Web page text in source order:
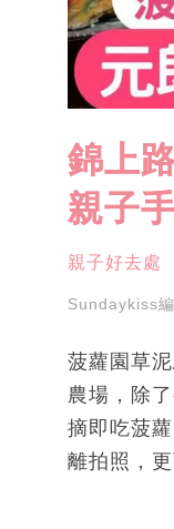
錦上
親子
親子好去處
Sundaykiss
菠蘿園草
農場，除
摘即吃菠
離拍照，